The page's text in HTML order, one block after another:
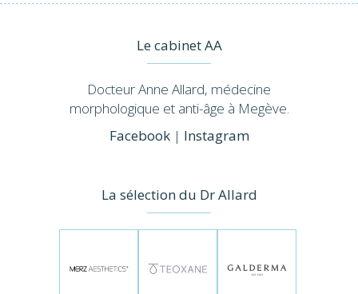
Le cabinet AA
Docteur Anne Allard, médecine
morphologique et anti-âge à Megève.
Facebook | Instagram
La sélection du Dr Allard